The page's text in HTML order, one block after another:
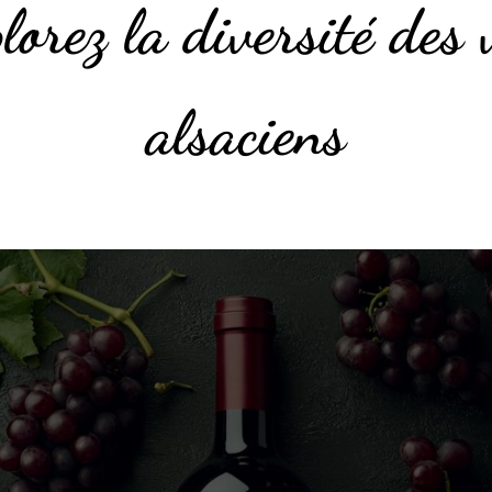
la diversité des
alsaciens